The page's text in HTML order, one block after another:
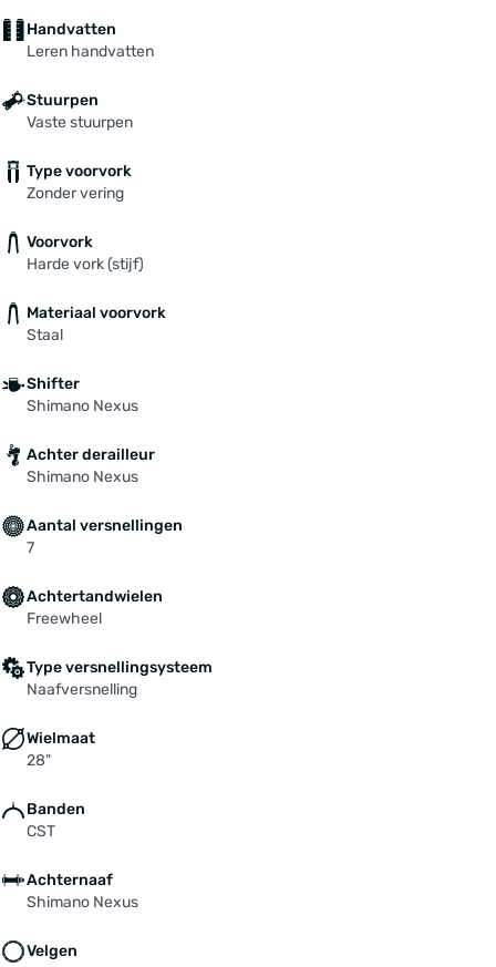
Handvatten
Leren handvatten
Stuurpen
Vaste stuurpen
Type voorvork
Zonder vering
Voorvork
Harde vork (stijf)
Materiaal voorvork
Staal
Shifter
Shimano Nexus
Achter derailleur
Shimano Nexus
Aantal versnellingen
7
Achtertandwielen
Freewheel
Type versnellingsysteem
Naafversnelling
Wielmaat
28"
Banden
CST
Achternaaf
Shimano Nexus
Velgen